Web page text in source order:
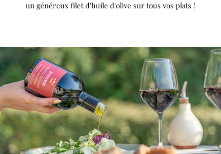
un généreux filet d'huile d'olive sur tous vos plats !